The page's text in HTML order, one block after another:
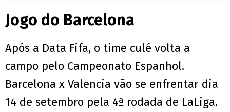
Jogo do Barcelona
Após a Data Fifa, o time culé volta a
campo pelo Campeonato Espanhol.
Barcelona x Valencia vão se enfrentar dia
14 de setembro pela 4ª rodada de LaLiga.